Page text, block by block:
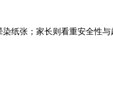
纸张；家长则看重安全性